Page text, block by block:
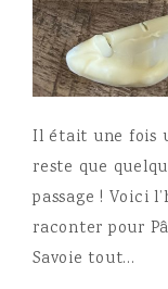
Il était une fois
reste que
passage ! Voici
raconter pour
Savoie tout…